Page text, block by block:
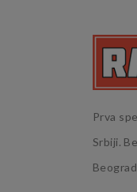
Prva
Srbiji.